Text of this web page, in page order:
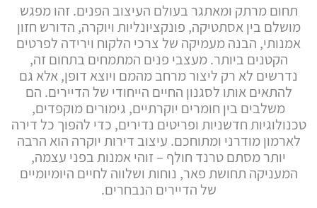
תחום מרתק ומאתגר בעולם העיצוב הפנים. זהו מפגש
מושלם בין אסתטיקה, פונקציונליות ויוקרה, הדורש חזון
אמנותי, הבנה מעמיקה של צרכי הלקוח וירידה לפרטים
הקטנים ביותר. מעצבי פנים המתמחים בתחום זה,
נדרשים לא רק ליצור מרחב מהמם ויוצא דופן, אלא גם
להתאים אותו לסגנון החיים הייחודי של הדיירים. הם
משלבים בין חומרים יוקרתיים, גימורים מוקפדים,
טכנולוגיות חדשניות ופריטים נדירים, כדי להפוך כל דירה
לארמון מודרני ומתוחכם. עיצוב דירות יוקרה הוא הרבה
יותר מסתם טרנד חולף – זוהי אמנות בפני עצמה,
המעניקה תחושת פאר, נוחות ושלווה לחיים היומיומיים
של הדיירים הנבחרים.